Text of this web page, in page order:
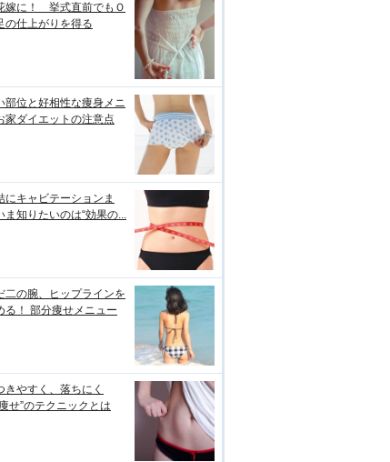
嫁に！ 挙式直前でもＯ
の仕上がりを得る
部位と好相性な痩身メニ
家ダイエットの注意点
にキャビテーションま
知りたいのは“効果の...
二の腕、ヒップラインを
る！ 部分痩せメニュー
きやすく、落ちにく
せ”のテクニックとは